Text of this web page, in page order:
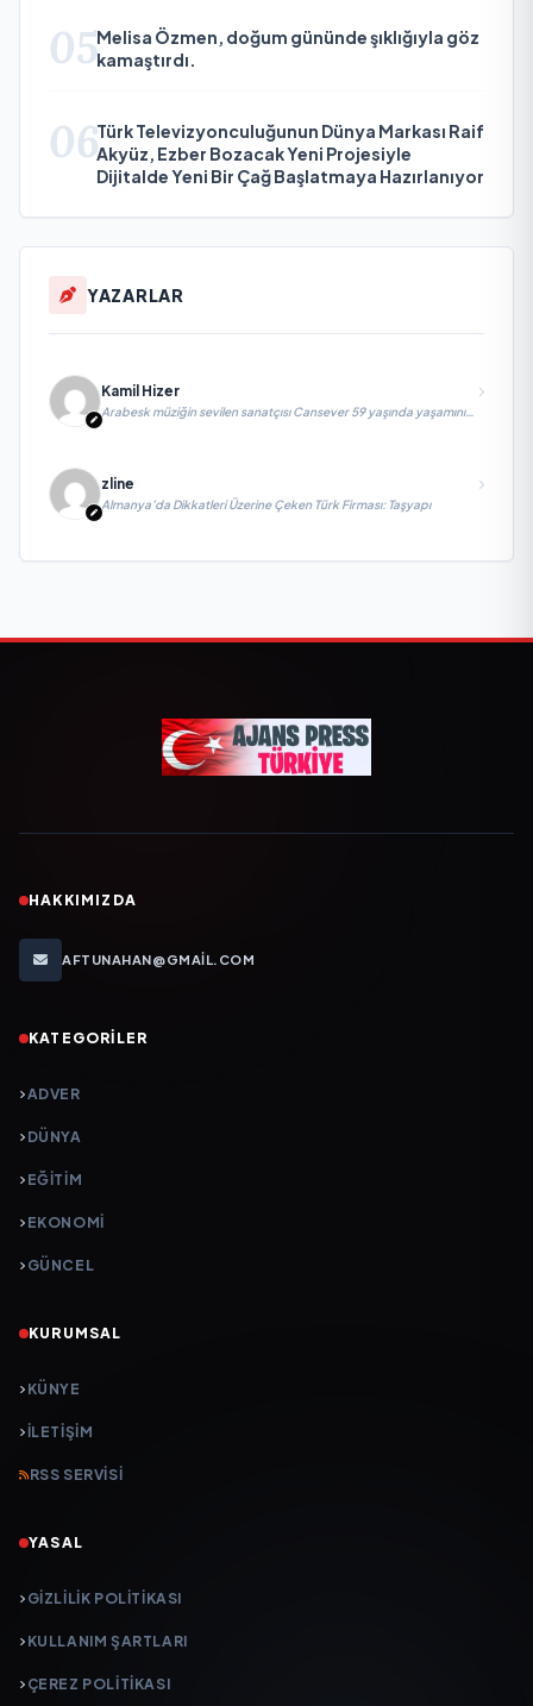
05Melisa Özmen, doğum gününde şıklığıyla göz
kamaştırdı.
06Türk Televizyonculuğunun Dünya Markası Raif
Akyüz, Ezber Bozacak Yeni Projesiyle
Dijitalde Yeni Bir Çağ Başlatmaya Hazırlanıyor
YAZARLAR
Kamil Hizer
Arabesk müziğin sevilen sanatçısı Cansever 59 yaşında yaşamını
zline
Almanya’da Dikkatleri Üzerine Çeken Türk Firması: Taşyapı
HAKKIMIZDA
AFTUNAHAN@GMAIL.COM
KATEGORILER
ADVER
DÜNYA
EĞİTİM
EKONOMİ
GÜNCEL
KURUMSAL
KÜNYE
İLETIŞIM
RSS SERVISI
YASAL
GIZLILIK POLITIKASI
KULLANIM ŞARTLARI
ÇEREZ POLITIKASI